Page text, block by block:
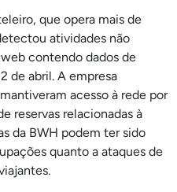
que opera mais de
atividades não
contendo dados de
de abril. A empresa
acesso à rede por
reservas relacionadas à
da BWH podem ter sido
quanto a ataques de